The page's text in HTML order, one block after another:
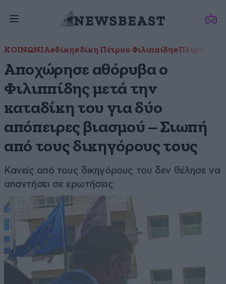
ΚΟΙΝΩΝΙΑ#δίκη#δίκη Πέτρου Φιλιππίδη#Πέτρος
Αποχώρησε αθόρυβα ο
Φιλιππίδης μετά την
καταδίκη του για δύο
απόπειρες βιασμού – Σιωπή
από τους δικηγόρους τους
Κανείς από τους δικηγόρους του δεν θέλησε να
απαντήσει σε ερωτήσεις